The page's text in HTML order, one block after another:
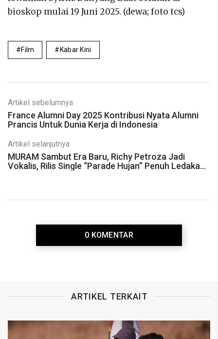
bioskop mulai 19 Juni 2025. (dewa; foto tcs)
Film Kabar Kini
Artikel sebelumnya
France Alumni Day 2025 Kontribusi Nyata Alumni
Prancis Untuk Dunia Kerja di Indonesia
Artikel selanjutnya
MURAM Sambut Era Baru, Richy Petroza Jadi
Vokalis, Rilis Single “Parade Hujan” Penuh Ledakan
0 KOMENTAR
ARTIKEL TERKAIT